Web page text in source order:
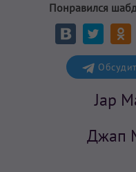
Понравился
Jap
Джап